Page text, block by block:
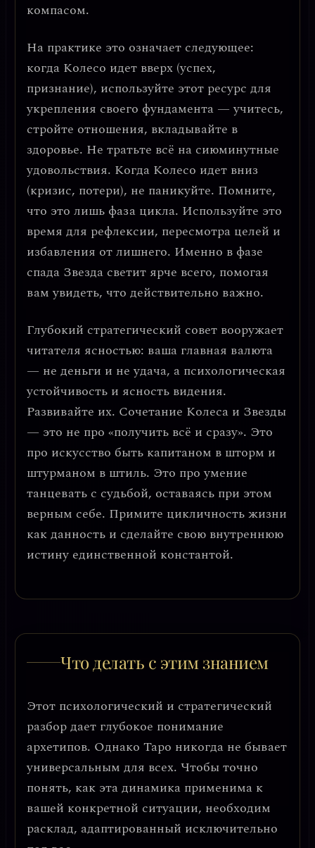
компасом.
На практике это означает следующее:
когда Колесо идет вверх (успех,
признание), используйте этот ресурс для
укрепления своего фундамента — учитесь,
стройте отношения, вкладывайте в
здоровье. Не тратьте всё на сиюминутные
удовольствия. Когда Колесо идет вниз
(кризис, потери), не паникуйте. Помните,
что это лишь фаза цикла. Используйте это
время для рефлексии, пересмотра целей и
избавления от лишнего. Именно в фазе
спада Звезда светит ярче всего, помогая
вам увидеть, что действительно важно.
Глубокий стратегический совет вооружает
читателя ясностью: ваша главная валюта
— не деньги и не удача, а психологическая
устойчивость и ясность видения.
Развивайте их. Сочетание Колеса и Звезды
— это не про «получить всё и сразу». Это
про искусство быть капитаном в шторм и
штурманом в штиль. Это про умение
танцевать с судьбой, оставаясь при этом
верным себе. Примите цикличность жизни
как данность и сделайте свою внутреннюю
истину единственной константой.
Что делать с этим знанием
Этот психологический и стратегический
разбор дает глубокое понимание
архетипов. Однако Таро никогда не бывает
универсальным для всех. Чтобы точно
понять, как эта динамика применима к
вашей конкретной ситуации, необходим
расклад, адаптированный исключительно